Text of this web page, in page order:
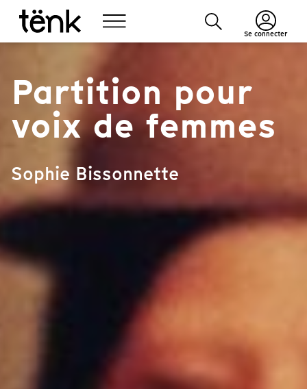
Se connecter
Partition pour
voix de femmes
Sophie Bissonnette